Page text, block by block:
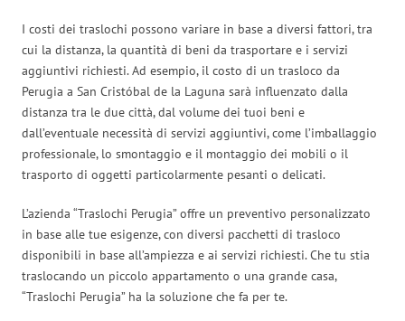
I costi dei traslochi possono variare in base a diversi fattori, tra
cui la distanza, la quantità di beni da trasportare e i servizi
aggiuntivi richiesti. Ad esempio, il costo di un trasloco da
Perugia a San Cristóbal de la Laguna sarà influenzato dalla
distanza tra le due città, dal volume dei tuoi beni e
dall’eventuale necessità di servizi aggiuntivi, come l’imballaggio
professionale, lo smontaggio e il montaggio dei mobili o il
trasporto di oggetti particolarmente pesanti o delicati.
L’azienda “Traslochi Perugia” offre un preventivo personalizzato
in base alle tue esigenze, con diversi pacchetti di trasloco
disponibili in base all’ampiezza e ai servizi richiesti. Che tu stia
traslocando un piccolo appartamento o una grande casa,
“Traslochi Perugia” ha la soluzione che fa per te.